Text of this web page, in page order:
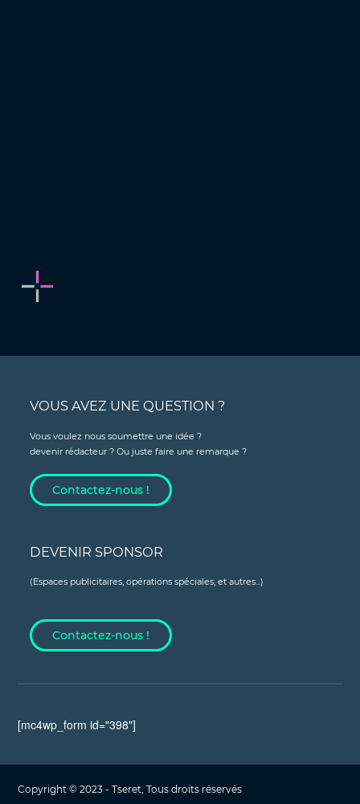
VOUS AVEZ UNE QUESTION ?
Vous voulez nous soumettre une idée ?
devenir rédacteur ? Ou juste faire une remarque ?
Contactez-nous !
DEVENIR SPONSOR
(Espaces publicitaires, opérations spéciales, et autres...)
Contactez-nous !
[mc4wp_form id="398"]
Copyright © 2023 - Tseret, Tous droits réservés